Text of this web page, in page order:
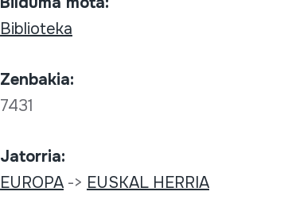
Biblioteka
Zenbakia:
7431
Jatorria:
EUROPA-> EUSKAL HERRIA